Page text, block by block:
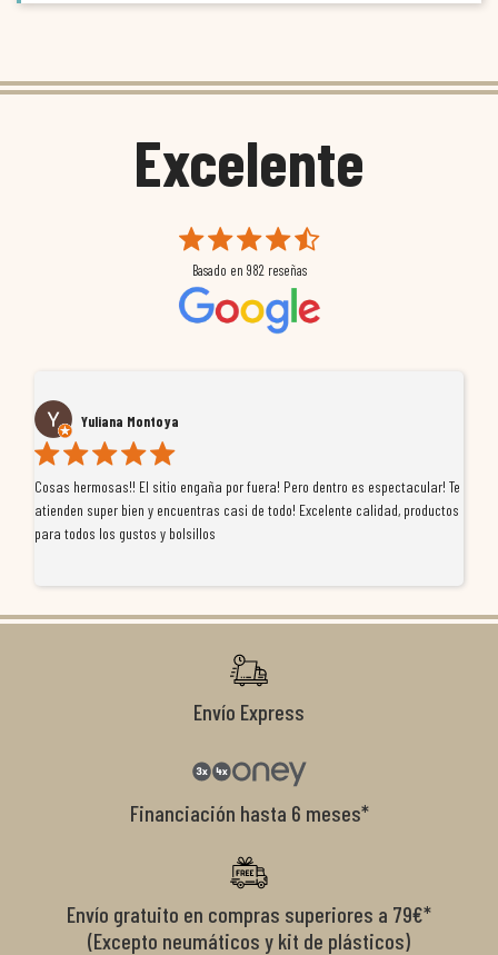
Excelente
Basado en 982 reseñas
Yuliana Montoya
Cosas hermosas!! El sitio engaña por fuera! Pero dentro es espectacular! Te
atienden super bien y encuentras casi de todo! Excelente calidad, productos
para todos los gustos y bolsillos
Envío Express
Financiación hasta 6 meses*
Envío gratuito en compras superiores a 79€*
(Excepto neumáticos y kit de plásticos)